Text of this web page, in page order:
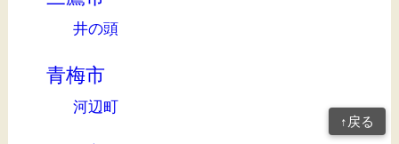
井の頭
青梅市
河辺町
↑戻る